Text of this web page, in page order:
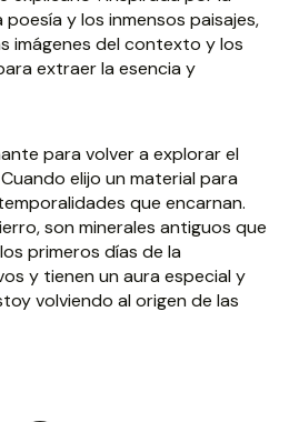
poesía y los inmensos paisajes,
imágenes del contexto y los
extraer la esencia y
para volver a explorar el
elijo un material para
que encarnan.
son minerales antiguos que
primeros días de la
y tienen un aura especial y
volviendo al origen de las